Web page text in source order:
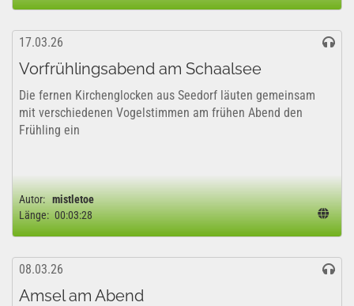
17.03.26
Vorfrühlingsabend am Schaalsee
Die fernen Kirchenglocken aus Seedorf läuten gemeinsam
mit verschiedenen Vogelstimmen am frühen Abend den
Frühling ein
Autor: mistletoe
Länge: 00:03:28
08.03.26
Amsel am Abend